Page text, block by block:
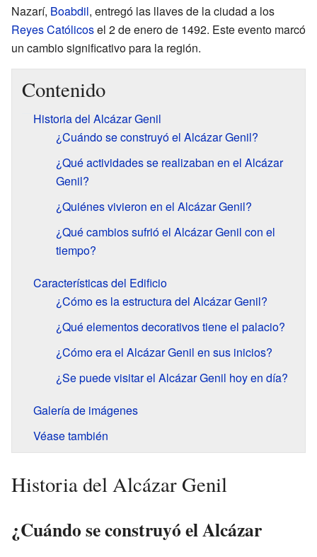
Nazarí, Boabdil, entregó las llaves de la ciudad a los
Reyes Católicosel 2 de enero de 1492. Este evento marcó
un cambio significativo para la región.
Contenido
Historia del Alcázar Genil
¿Cuándo se construyó el Alcázar Genil?
¿Qué actividades se realizaban en el Alcázar
Genil?
¿Quiénes vivieron en el Alcázar Genil?
¿Qué cambios sufrió el Alcázar Genil con el
tiempo?
Características del Edificio
¿Cómo es la estructura del Alcázar Genil?
¿Qué elementos decorativos tiene el palacio?
¿Cómo era el Alcázar Genil en sus inicios?
¿Se puede visitar el Alcázar Genil hoy en día?
Galería de imágenes
Véase también
Historia del Alcázar Genil
¿Cuándo se construyó el Alcázar